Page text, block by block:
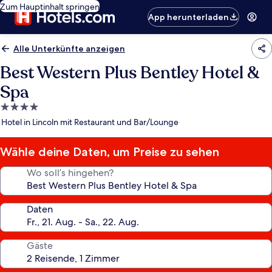
Zum Hauptinhalt springen
App herunterladen
Alle Unterkünfte anzeigen
Best Western Plus Bentley Hotel &
Spa
4.0-
Sterne-
Hotel in Lincoln mit Restaurant und Bar/Lounge
Wähle deine Daten, um Preise zu sehen
Wo soll’s hingehen?
Daten
Gäste